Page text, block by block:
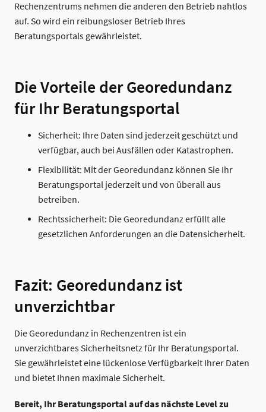
Rechenzentrums nehmen die anderen den Betrieb nahtlos
auf. So wird ein reibungsloser Betrieb Ihres
Beratungsportals gewährleistet.
Die Vorteile der Georedundanz
für Ihr Beratungsportal
Sicherheit: Ihre Daten sind jederzeit geschützt und
verfügbar, auch bei Ausfällen oder Katastrophen.
Flexibilität: Mit der Georedundanz können Sie Ihr
Beratungsportal jederzeit und von überall aus
betreiben.
Rechtssicherheit: Die Georedundanz erfüllt alle
gesetzlichen Anforderungen an die Datensicherheit.
Fazit: Georedundanz ist
unverzichtbar
Die Georedundanz in Rechenzentren ist ein
unverzichtbares Sicherheitsnetz für Ihr Beratungsportal.
Sie gewährleistet eine lückenlose Verfügbarkeit Ihrer Daten
und bietet Ihnen maximale Sicherheit.
Bereit, Ihr Beratungsportal auf das nächste Level zu